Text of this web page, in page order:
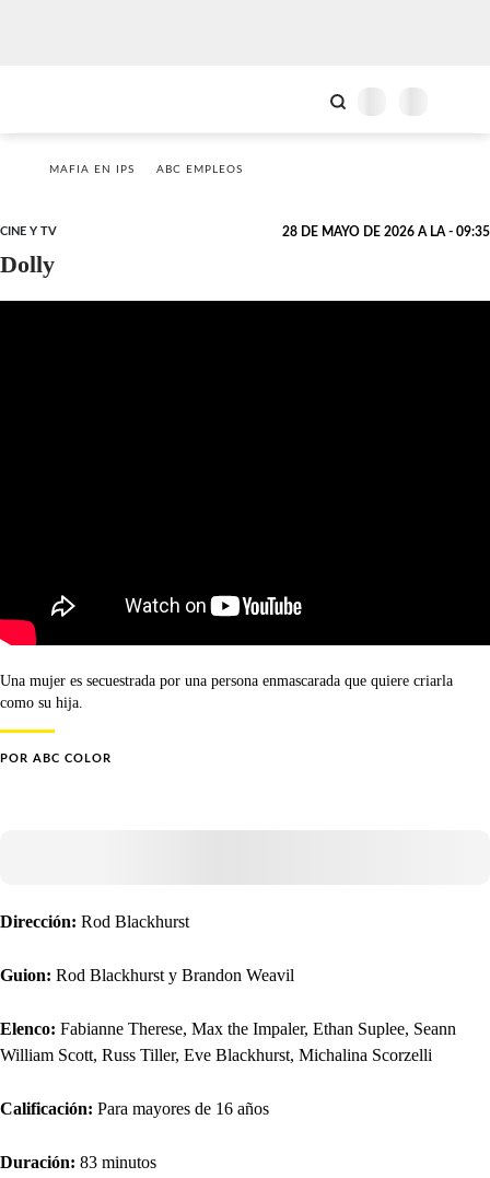
MAFIA EN IPS ABC EMPLEOS
CINE Y TV 28 DE MAYO DE 2026 A LA - 09:35
Dolly
Una mujer es secuestrada por una persona enmascarada que quiere criarla
como su hija.
POR ABC COLOR
Dirección: Rod Blackhurst
Guion: Rod Blackhurst y Brandon Weavil
Elenco: Fabianne Therese, Max the Impaler, Ethan Suplee, Seann
William Scott, Russ Tiller, Eve Blackhurst, Michalina Scorzelli
Calificación: Para mayores de 16 años
Duración: 83 minutos